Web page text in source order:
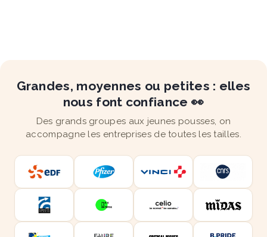
Grandes, moyennes ou petites : elles
nous font confiance 👀
Des grands groupes aux jeunes pousses, on
accompagne les entreprises de toutes les tailles.